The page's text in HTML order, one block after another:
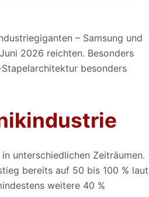
– Samsung und
2026 reichten. Besonders
besonders
unterschiedlichen Zeiträumen.
bereits auf 50 bis 100 % laut
weitere 40 %